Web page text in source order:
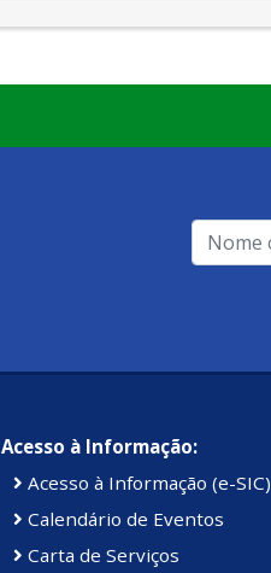
Acesso à Informação:
Acesso à Informação (e-SIC)
Calendário de Eventos
Carta de Serviços